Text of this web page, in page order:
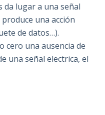
da lugar a una señal
una acción
de datos…).
cero una ausencia de
una señal electrica, el